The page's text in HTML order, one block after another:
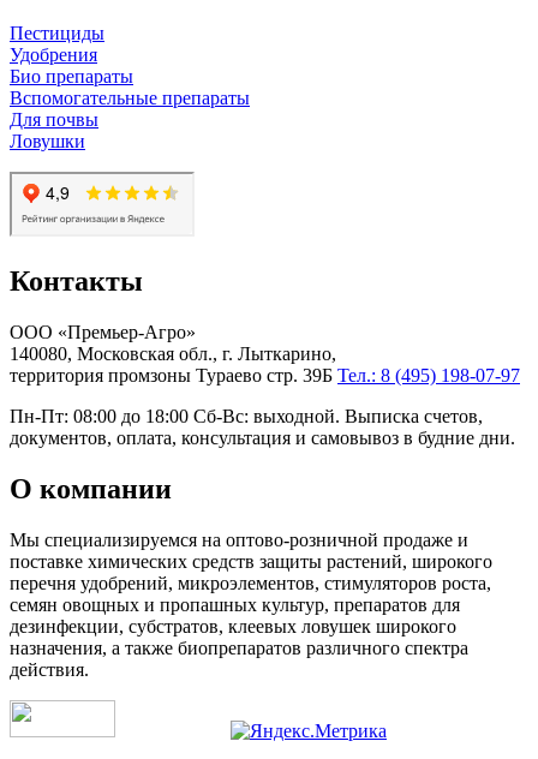
Пестициды
Удобрения
Био препараты
Вспомогательные препараты
Для почвы
Ловушки
Контакты
ООО «Премьер-Агро»
140080, Московская обл., г. Лыткарино,
территория промзоны Тураево стр. 39Б Тел.: 8 (495) 198-07-97
Пн-Пт: 08:00 до 18:00 Сб-Вс: выходной. Выписка счетов,
документов, оплата, консультация и самовывоз в будние дни.
О компании
Мы специализируемся на оптово-розничной продаже и
поставке химических средств защиты растений, широкого
перечня удобрений, микроэлементов, стимуляторов роста,
семян овощных и пропашных культур, препаратов для
дезинфекции, субстратов, клеевых ловушек широкого
назначения, а также биопрепаратов различного спектра
действия.